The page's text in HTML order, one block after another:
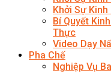
Khởi Sự
Bí Quyết
Thực
Video Dạy
Pha Chế
Nghiệp Vụ